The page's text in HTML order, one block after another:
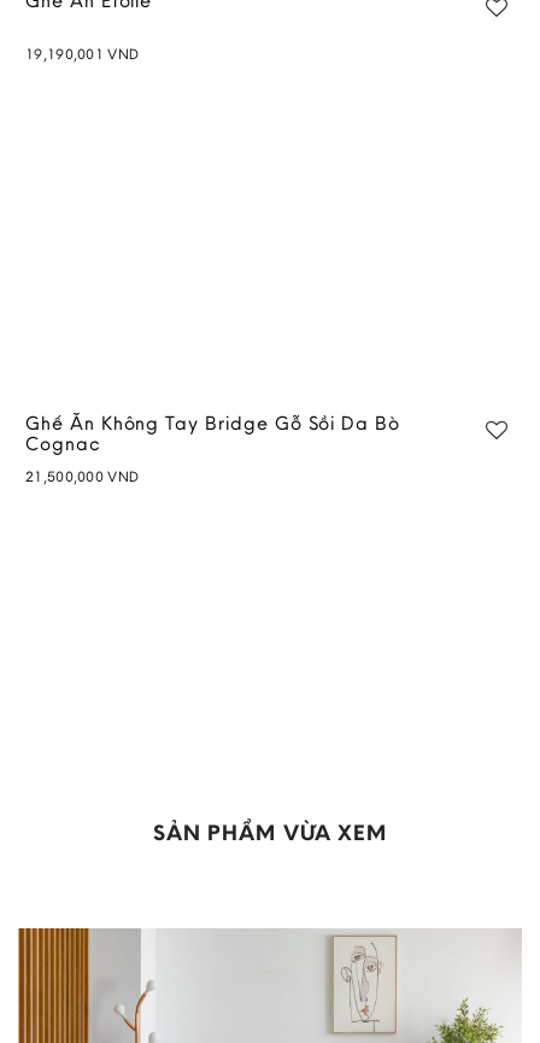
19,190,001VND
Ghế Ăn Không Tay Bridge Gỗ Sồi Da Bò
Cognac
21,500,000VND
SẢN PHẨM VỪA XEM